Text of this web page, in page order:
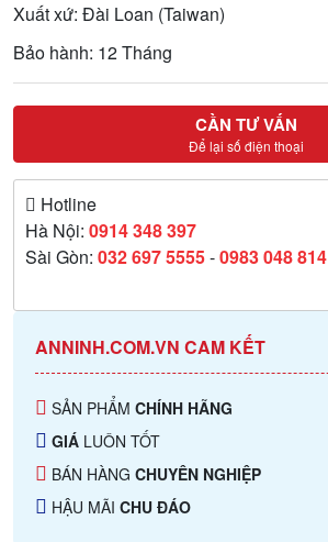
Xuất xứ: Đài Loan (Taiwan)
Bảo hành: 12 Tháng
CẦN TƯ VẤN
Để lại số điện thoại
Hotline
Hà Nội: 0914 348 397
Sài Gòn: 032 697 5555-0983 048 814
ANNINH.COM.VN CAM KẾT
SẢN PHẨM CHÍNH HÃNG
GIÁ LUÔN TỐT
BÁN HÀNG CHUYÊN NGHIỆP
HẬU MÃI CHU ĐÁO